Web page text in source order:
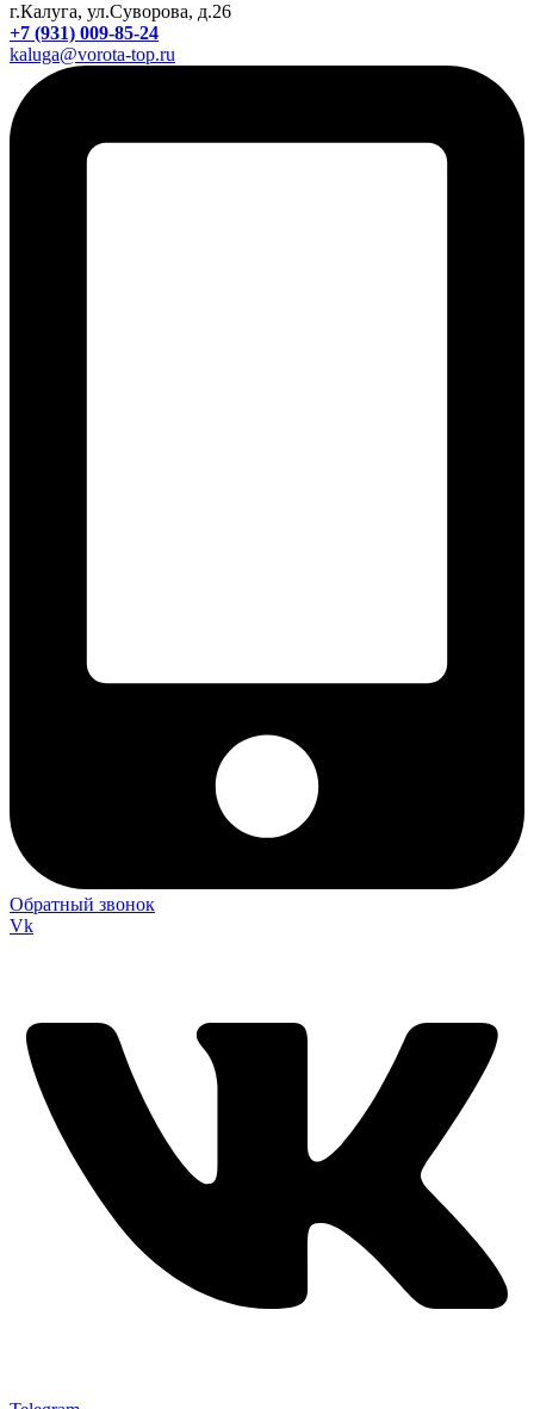
г.Калуга, ул.Суворова, д.26
+7 (931) 009-85-24
kaluga@vorota-top.ru
Обратный звонок
Vk